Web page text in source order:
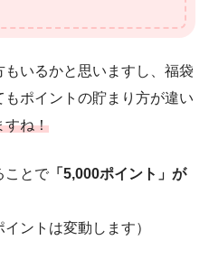
いるかと思いますし、福袋
ポイントの貯まり方が違い
すね！
ことで 「5,000ポイント」が
ントは変動します）